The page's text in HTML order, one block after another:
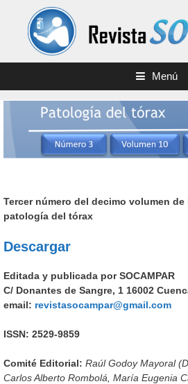
contenido
Menú
Tercer número del decimo volumen de
patología del tórax
Descargar
Editada y publicada por SOCAMPAR
C/ Donantes de Sangre, 1 16002
email: revistasocampar@gmail.com
ISSN: 2529-9859
Comité Editorial: Raúl Godoy Mayoral
Carlos Alberto Rombolá, María Eugenia